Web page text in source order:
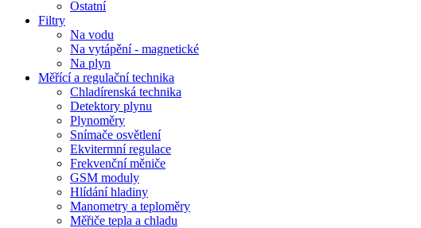
Ostatní
Filtry
Na vodu
Na vytápění - magnetické
Na plyn
Měřící a regulační technika
Chladírenská technika
Detektory plynu
Plynoměry
Snímače osvětlení
Ekvitermní regulace
Frekvenční měniče
GSM moduly
Hlídání hladiny
Manometry a teploměry
Měřiče tepla a chladu